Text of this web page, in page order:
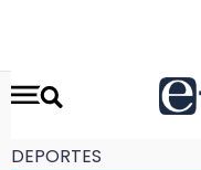
DEPORTES